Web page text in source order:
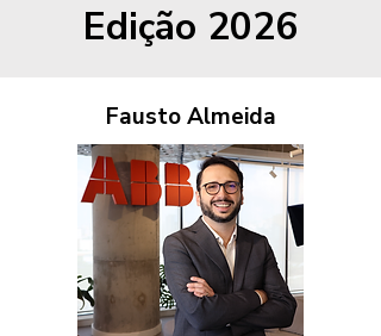
Edição 2026
Fausto Almeida